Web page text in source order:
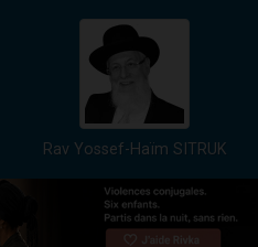
Rav Yossef-Haïm SITRUK